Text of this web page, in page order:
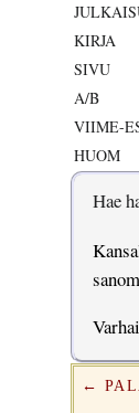
KIRJA
SIVU
A/B
VIIME-
HUOM
Hae
←